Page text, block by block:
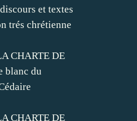
et textes
trés chrétienne
CHARTE DE
blanc du
CHARTE DE